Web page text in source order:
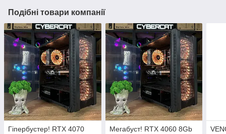
Подібні товари компанії
Гіпербустер! RTX 4070
Мегабуст! RTX 4060 8Gb